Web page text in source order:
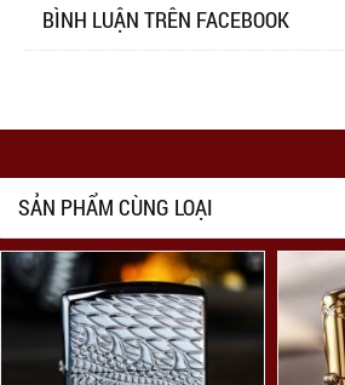
BÌNH LUẬN TRÊN FACEBOOK
SẢN PHẨM CÙNG LOẠI